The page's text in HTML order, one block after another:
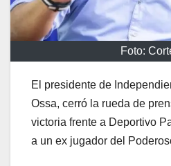
Foto:
El presidente de
Ossa, cerró la rueda de
victoria frente a Deportivo
a un ex jugador del